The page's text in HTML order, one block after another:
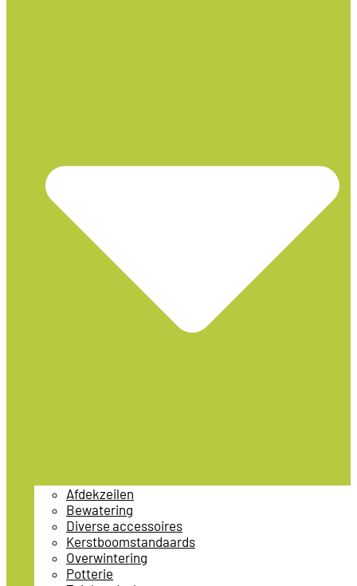
Afdekzeilen
Bewatering
Diverse accessoires
Kerstboomstandaards
Overwintering
Potterie